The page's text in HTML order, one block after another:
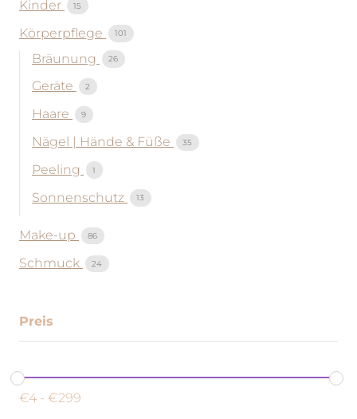
Kinder 15
Körperpflege 101
Bräunung 26
Geräte 2
Haare 9
Nägel | Hände & Füße 35
Peeling 1
Sonnenschutz 13
Make-up 86
Schmuck 24
Preis
€4 - €299